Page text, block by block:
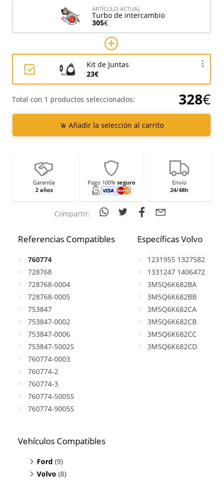
ARTÍCULO ACTUAL
Turbo de intercambio
305€
Kit de Juntas
23€
Total con 1 productos seleccionados: 328€
Añadir la selección al carrito
Garantía
2 años
Pago 100% seguro
Envío
24/48h
Compartir:
Referencias Compatibles
760774
728768
728768-0004
728768-0005
753847
753847-0002
753847-0006
753847-5002S
760774-0003
760774-2
760774-3
760774-5005S
760774-9005S
Específicas Volvo
1231955 1327582
1331247 1406472
3M5Q6K682BA
3M5Q6K682BB
3M5Q6K682CA
3M5Q6K682CB
3M5Q6K682CC
3M5Q6K682CD
Vehículos Compatibles
Ford (9)
C-MAX 2.0 TDCI
Volvo (8)